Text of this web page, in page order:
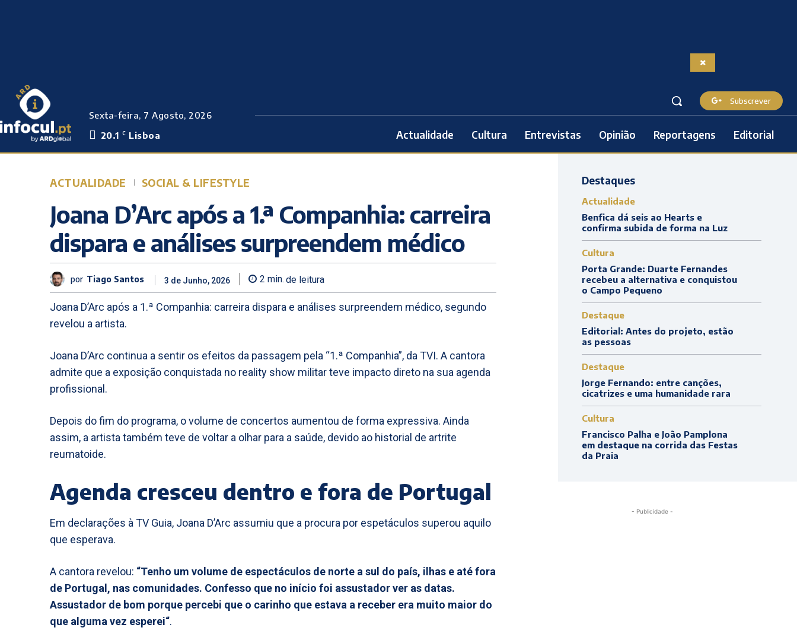
Sexta-feira, 7 Agosto, 2026
20.1 C Lisboa
Subscrever
Actualidade Cultura Entrevistas Opinião Reportagens Editorial
ACTUALIDADE SOCIAL & LIFESTYLE
Joana D’Arc após a 1.ª Companhia: carreira
dispara e análises surpreendem médico
por Tiago Santos 3 de Junho, 2026 2 min. de leitura
Joana D’Arc após a 1.ª Companhia: carreira dispara e análises surpreendem médico, segundo
revelou a artista.
Joana D’Arc continua a sentir os efeitos da passagem pela “1.ª Companhia”, da TVI. A cantora
admite que a exposição conquistada no reality show militar teve impacto direto na sua agenda
profissional.
Depois do fim do programa, o volume de concertos aumentou de forma expressiva. Ainda
assim, a artista também teve de voltar a olhar para a saúde, devido ao historial de artrite
reumatoide.
Agenda cresceu dentro e fora de Portugal
Em declarações à TV Guia, Joana D’Arc assumiu que a procura por espetáculos superou aquilo
que esperava.
A cantora revelou: “Tenho um volume de espectáculos de norte a sul do país, ilhas e até fora
de Portugal, nas comunidades. Confesso que no início foi assustador ver as datas.
Assustador de bom porque percebi que o carinho que estava a receber era muito maior do
que alguma vez esperei“.
Destaques
Actualidade
Benfica dá seis ao Hearts e
confirma subida de forma na Luz
Cultura
Porta Grande: Duarte Fernandes
recebeu a alternativa e conquistou
o Campo Pequeno
Destaque
Editorial: Antes do projeto, estão
as pessoas
Destaque
Jorge Fernando: entre canções,
cicatrizes e uma humanidade rara
Cultura
Francisco Palha e João Pamplona
em destaque na corrida das Festas
da Praia
- Publicidade -